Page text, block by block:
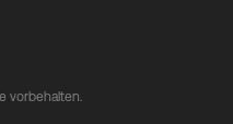
vorbehalten.